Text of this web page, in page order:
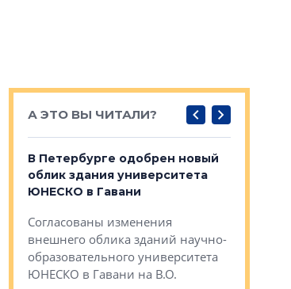
А ЭТО ВЫ ЧИТАЛИ?
В Петербурге одобрен новый
облик здания университета
ЮНЕСКО в Гавани
Согласованы изменения
внешнего облика зданий научно-
образовательного университета
ЮНЕСКО в Гавани на В.О.